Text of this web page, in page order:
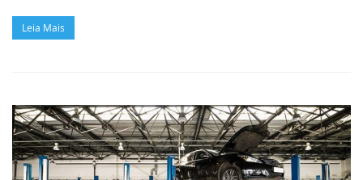
Leia Mais